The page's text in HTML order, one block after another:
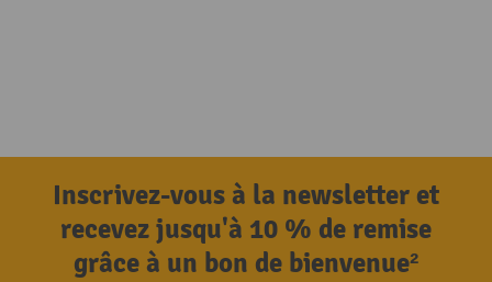
Inscrivez-vous à la newsletter et
recevez jusqu'à 10 % de remise
grâce à un bon de bienvenue²